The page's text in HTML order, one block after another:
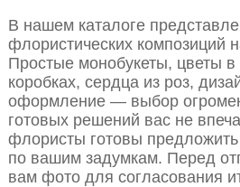
В нашем каталоге
флористических композиций
Простые монобукеты, цветы в
коробках, сердца из роз,
оформление — выбор
готовых решений вас не
флористы готовы
по вашим задумкам. Перед
вам фото для согласования